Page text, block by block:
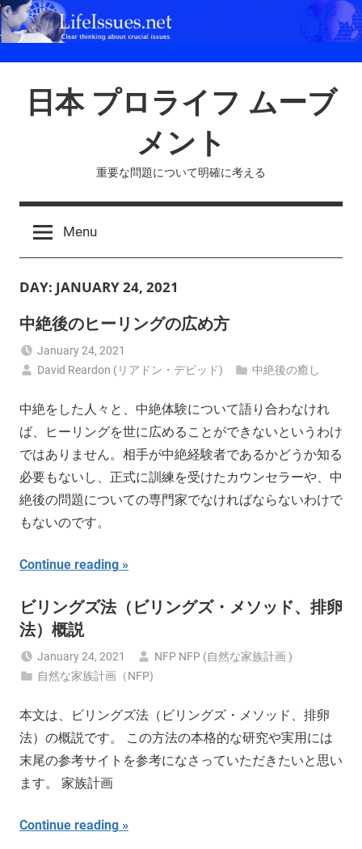
Skip
to
日本 プロライフ ムーブ
メント
重要な問題について明確に考える
Menu
DAY: JANUARY 24, 2021
中絶後のヒーリングの広め方
January 24, 2021
David Reardon (リアドン・デビッド)
中絶後の癒し
中絶をした人々と、中絶体験について語り合わなけれ
ば、ヒーリングを世に広めることができないというわけ
ではありません。相手が中絶経験者であるかどうか知る
必要もないし、正式に訓練を受けたカウンセラーや、中
絶後の問題についての専門家でなければならないわけで
もないのです。
Continue reading
ビリングズ法（ビリングズ・メソッド、排卵
法）概説
January 24, 2021
NFP NFP (自然な家族計画 )
自然な家族計画（NFP)
本文は、ビリングズ法（ビリングズ・メソッド、排卵
法）の概説です。 この方法の本格的な研究や実用には
末尾の参考サイトを参考になさっていただきたいと思い
ます。 家族計画
Continue reading